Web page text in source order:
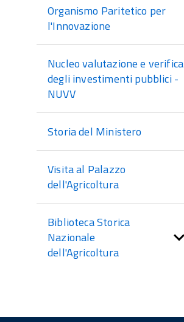
Organismo Paritetico per
l'Innovazione
Nucleo valutazione e verifica
degli investimenti pubblici -
NUVV
Storia del Ministero
Visita al Palazzo
dell'Agricoltura
Biblioteca Storica
Nazionale
dell'Agricoltura